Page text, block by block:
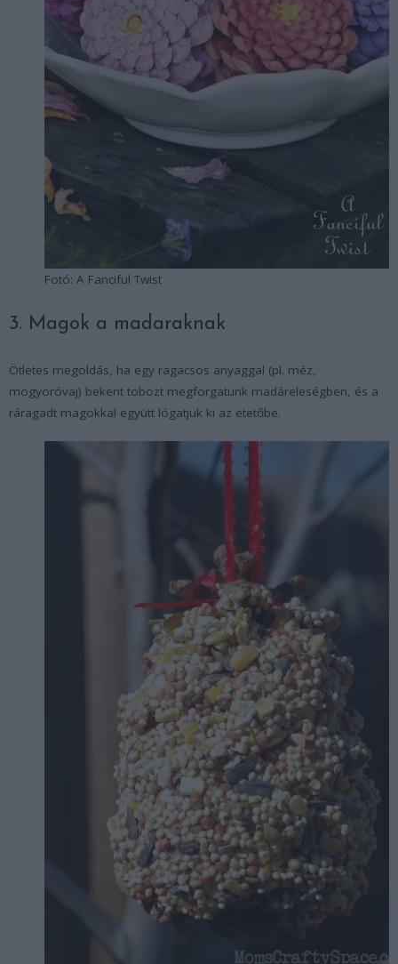
Fotó: A Fanciful Twist
3. Magok a madaraknak
Ötletes megoldás, ha egy ragacsos anyaggal (pl. méz,
mogyoróvaj) bekent tobozt megforgatunk madáreleségben, és a
ráragadt magokkal együtt lógatjuk ki az etetőbe.